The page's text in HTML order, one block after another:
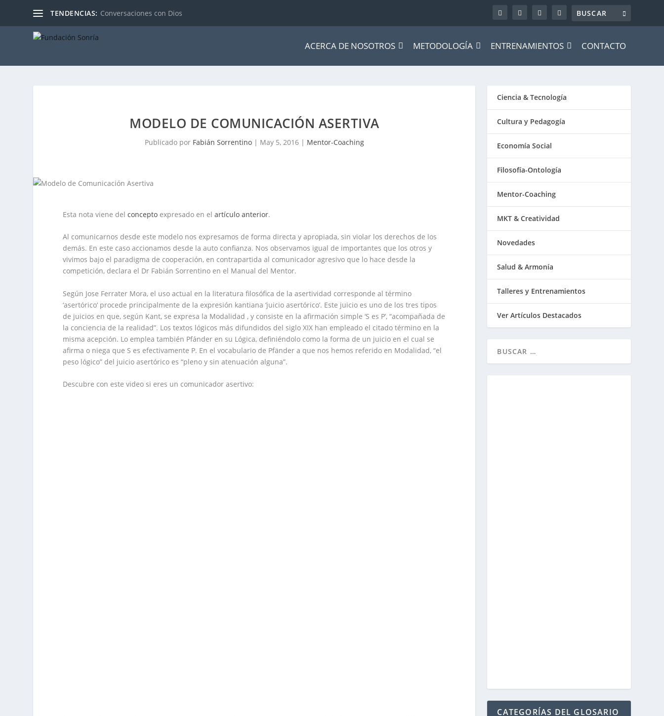
TENDENCIAS: Conversaciones con Dios
ACERCA DE NOSOTROS METODOLOGÍA ENTRENAMIENTOS CONTACTO
MODELO DE COMUNICACIÓN ASERTIVA
Publicado por Fabián Sorrentino| May 5, 2016| Mentor-Coaching
Esta nota viene delconcepto expresado en elartículo anterior.
Al comunicarnos desde este modelo nos expresamos de forma directa y apropiada, sin violar los derechos de los
demás. En este caso accionamos desde la auto confianza. Nos observamos igual de importantes que los otros y
vivimos bajo el paradigma de cooperación, en contrapartida al comunicador agresivo que lo hace desde la
competición, declara el Dr Fabián Sorrentino en el Manual del Mentor.
Según Jose Ferrater Mora, el uso actual en la literatura filosófica de la asertividad corresponde al término
‘asertórico’ procede principalmente de la expresión kantiana ‘juicio asertórico’. Este juicio es uno de los tres tipos
de juicios en que, según Kant, se expresa la Modalidad , y consiste en la afirmación simple ‘S es P’, “acompañada de
la conciencia de la realidad”. Los textos lógicos más difundidos del siglo XIX han empleado el citado término en la
misma acepción. Lo emplea también Pfánder en su Lógica, definiéndolo como la forma de un juicio en el cual se
afirma o niega que S es efectivamente P. En el vocabulario de Pfänder a que nos hemos referido en Modalidad, “el
peso lógico” del juicio asertórico es “pleno y sin atenuación alguna”.
Descubre con este video si eres un comunicador asertivo:
Ciencia & Tecnología
Cultura y Pedagogía
Economía Social
Filosofía-Ontología
Mentor-Coaching
MKT & Creatividad
Novedades
Salud & Armonía
Talleres y Entrenamientos
Ver Artículos Destacados
CATEGORÍAS DEL GLOSARIO